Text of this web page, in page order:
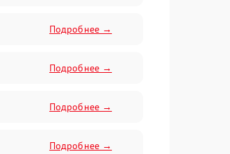
Подробнее →
Подробнее →
Подробнее →
Подробнее →